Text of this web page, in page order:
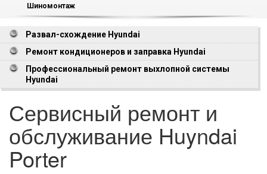
Шиномонтаж
Развал-схождение Hyundai
Ремонт кондиционеров и заправка Hyundai
Профессиональный ремонт выхлопной системы
Hyundai
Сервисный ремонт и
обслуживание Huyndai
Porter